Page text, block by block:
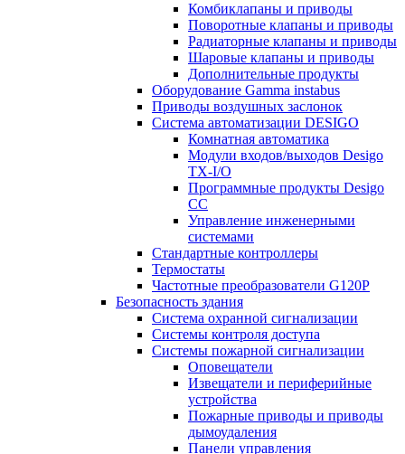
Комбиклапаны и приводы
Поворотные клапаны и приводы
Радиаторные клапаны и приводы
Шаровые клапаны и приводы
Дополнительные продукты
Оборудование Gamma instabus
Приводы воздушных заслонок
Система автоматизации DESIGO
Комнатная автоматика
Модули входов/выходов Desigo
TX-I/O
Программные продукты Desigo
CC
Управление инженерными
системами
Стандартные контроллеры
Термостаты
Частотные преобразователи G120P
Безопасность здания
Система охранной сигнализации
Системы контроля доступа
Системы пожарной сигнализации
Оповещатели
Извещатели и периферийные
устройства
Пожарные приводы и приводы
дымоудаления
Панели управления